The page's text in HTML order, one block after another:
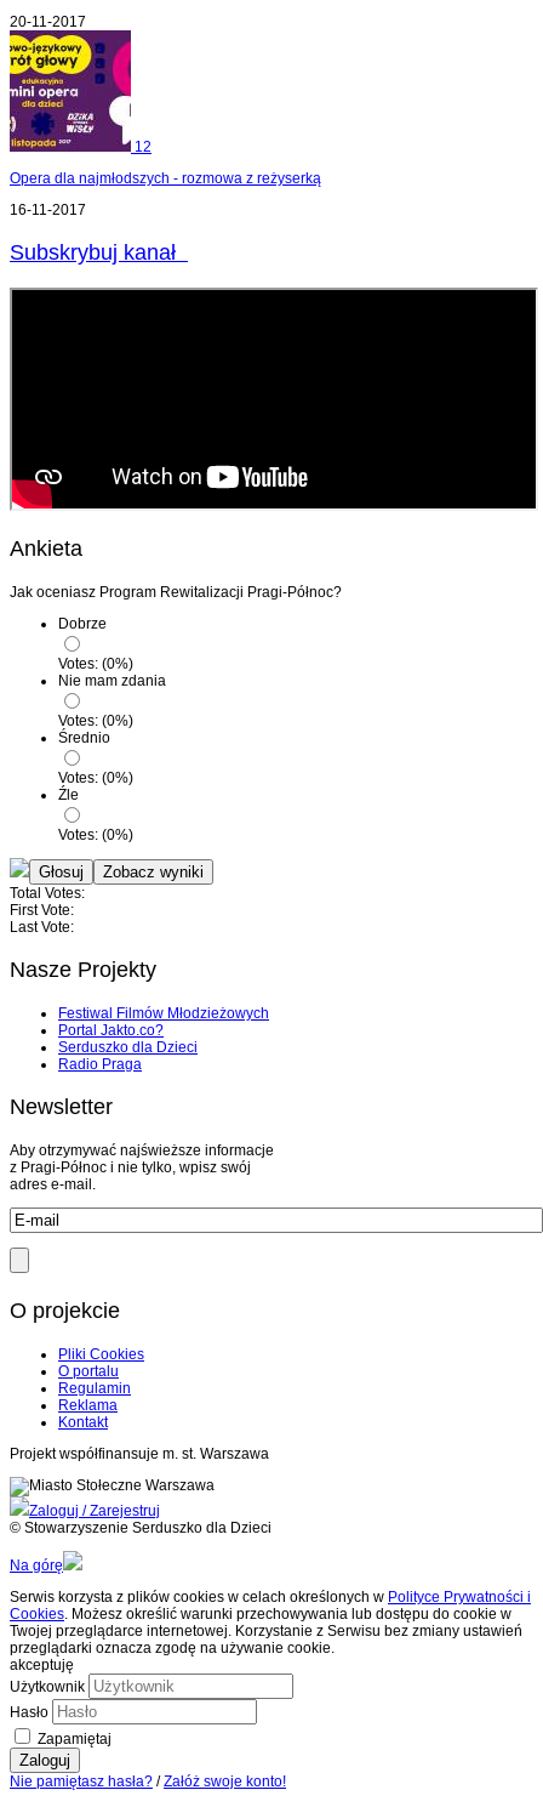
20-11-2017
12
Opera dla najmłodszych - rozmowa z reżyserką
16-11-2017
Subskrybuj kanał
Ankieta
Jak oceniasz Program Rewitalizacji Pragi-Północ?
Dobrze
Votes: (0%)
Nie mam zdania
Votes: (0%)
Średnio
Votes: (0%)
Źle
Votes: (0%)
Total Votes:
First Vote:
Last Vote:
Nasze Projekty
Festiwal Filmów Młodzieżowych
Portal Jakto.co?
Serduszko dla Dzieci
Radio Praga
Newsletter
Aby otrzymywać najświeższe informacje
z Pragi-Północ i nie tylko, wpisz swój
adres e-mail.
O projekcie
Pliki Cookies
O portalu
Regulamin
Reklama
Kontakt
Projekt współfinansuje m. st. Warszawa
Zaloguj / Zarejestruj
© Stowarzyszenie Serduszko dla Dzieci
Na górę
Serwis korzysta z plików cookies w celach określonych w Polityce Prywatności i
Cookies. Możesz określić warunki przechowywania lub dostępu do cookie w
Twojej przeglądarce internetowej. Korzystanie z Serwisu bez zmiany ustawień
przeglądarki oznacza zgodę na używanie cookie.
akceptuję
Użytkownik
Hasło
Zapamiętaj
Zaloguj
Nie pamiętasz hasła? /Załóż swoje konto!